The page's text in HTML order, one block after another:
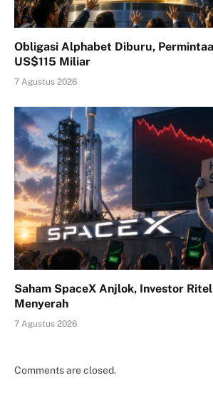
Obligasi Alphabet Diburu,
US$115 Miliar
7 Agustus 2026
Saham SpaceX Anjlok, Investor
Menyerah
7 Agustus 2026
Comments are closed.